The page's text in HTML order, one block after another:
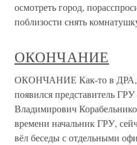
осмотреть город,
поблизости снять
ОКОНЧАНИЕ
ОКОНЧАНИЕ Как-то в ДРА,
появился представитель
Владимирович
времени начальник ГРУ,
вёл беседы с отдельными